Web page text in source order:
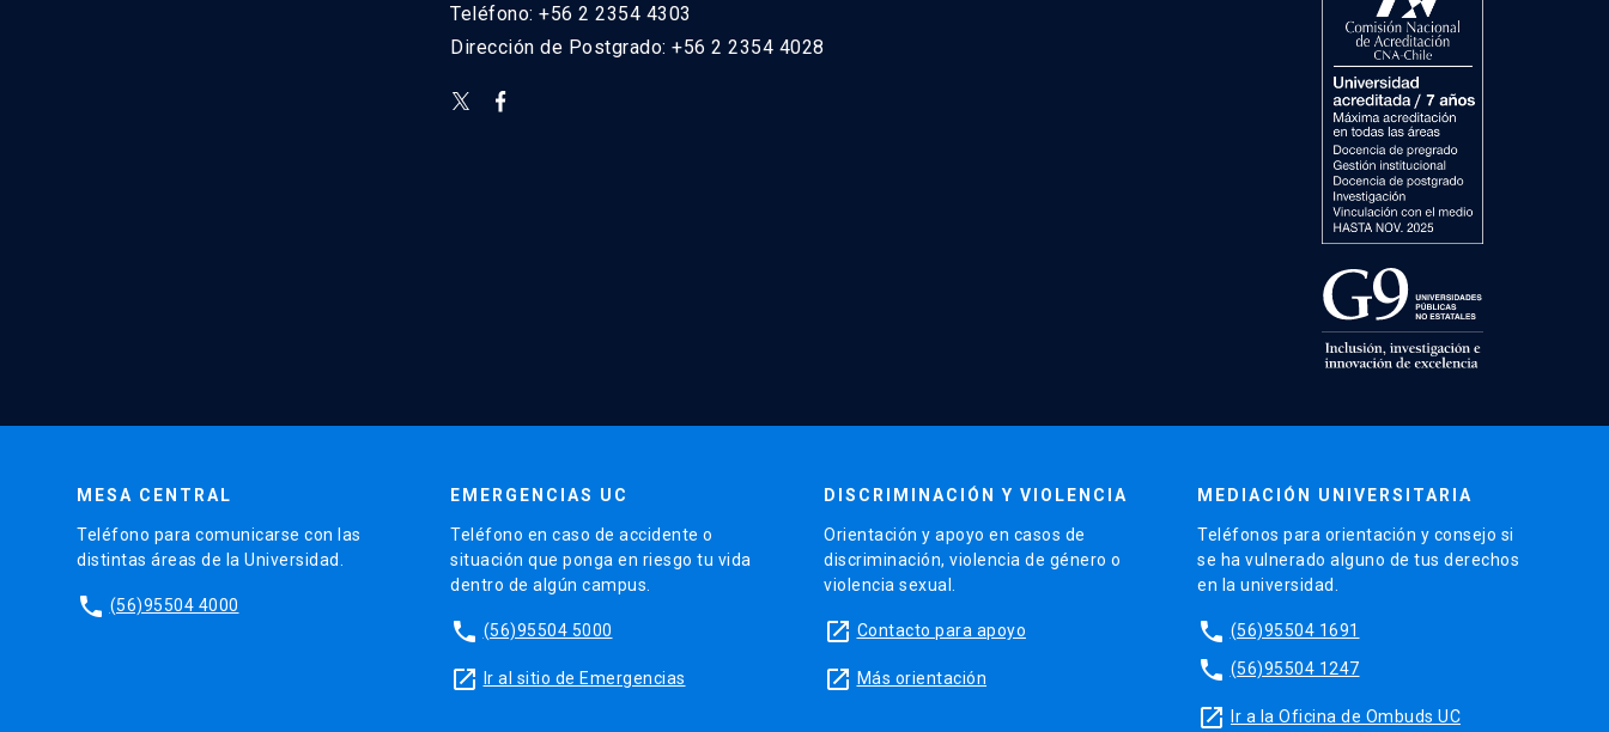
Teléfono: +56 2 2354 4303
Dirección de Postgrado: +56 2 2354 4028
MESA CENTRAL
Teléfono para comunicarse con las
distintas áreas de la Universidad.
phone (56)95504 4000
EMERGENCIAS UC
Teléfono en caso de accidente o
situación que ponga en riesgo tu vida
dentro de algún campus.
phone (56)95504 5000
launch Ir al sitio de Emergencias
DISCRIMINACIÓN Y VIOLENCIA
Orientación y apoyo en casos de
discriminación, violencia de género o
violencia sexual.
launch Contacto para apoyo
launch Más orientación
MEDIACIÓN UNIVERSITARIA
Teléfonos para orientación y consejo si
se ha vulnerado alguno de tus derechos
en la universidad.
phone (56)95504 1691
phone (56)95504 1247
launch Ir a la Oficina de Ombuds UC